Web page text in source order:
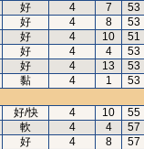
好 4 7
53
好 4 8
53
好 4 10
51
好 4 4
53
好 4 13
53
黏 4 1
53
好/快 4 10
55
軟 4 4
57
好 4 8
57